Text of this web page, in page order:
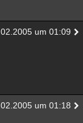
um 01:09
um 01:18